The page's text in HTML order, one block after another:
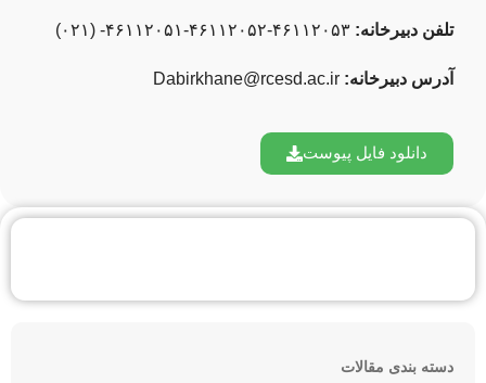
تلفن دبیرخانه:
آدرس دبیرخانه: Dabirkhane@rcesd.ac.ir
دانلود فایل پیوست
دسته بندی مقالات